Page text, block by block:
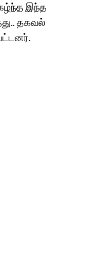
இந்த
தகவல்